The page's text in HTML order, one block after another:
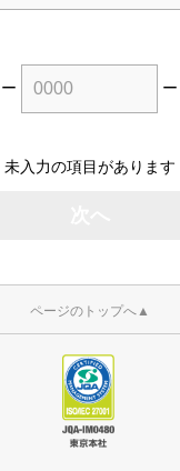
ー ー
未入力の項目があります
ページのトップへ▲